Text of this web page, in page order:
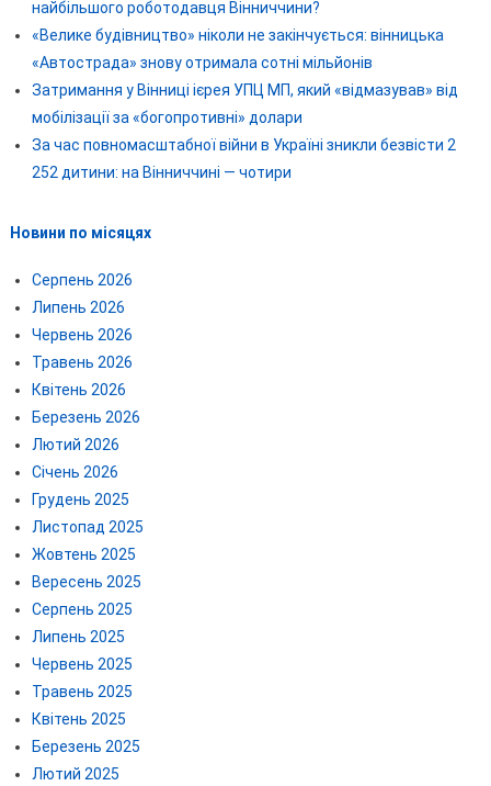
найбільшого роботодавця Вінниччини?
«Велике будівництво» ніколи не закінчується: вінницька
«Автострада» знову отримала сотні мільйонів
Затримання у Вінниці ієрея УПЦ МП, який «відмазував» від
мобілізації за «богопротивні» долари
За час повномасштабної війни в Україні зникли безвісти 2
252 дитини: на Вінниччині — чотири
Новини по місяцях
Серпень 2026
Липень 2026
Червень 2026
Травень 2026
Квітень 2026
Березень 2026
Лютий 2026
Січень 2026
Грудень 2025
Листопад 2025
Жовтень 2025
Вересень 2025
Серпень 2025
Липень 2025
Червень 2025
Травень 2025
Квітень 2025
Березень 2025
Лютий 2025